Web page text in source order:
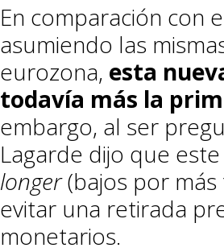
En comparación con
asumiendo las
eurozona, esta
todavía más la
embargo, al ser
Lagarde dijo que
longer(bajos por
evitar una retirada
monetarios.